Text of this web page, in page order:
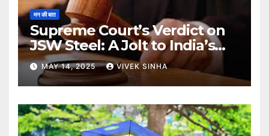
मन की बात
Supreme Court’s Verdict on
JSW Steel: A Jolt to India’s
Insolvency Framework
MAY 14, 2025 VIVEK SINHA